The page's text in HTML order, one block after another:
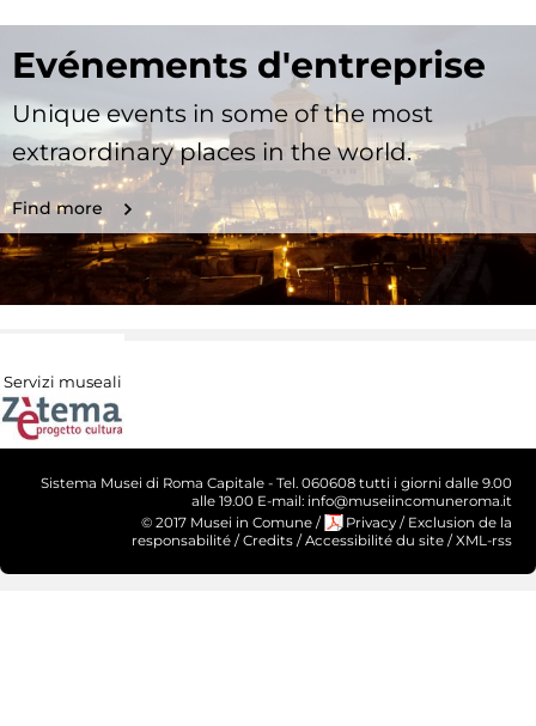
Evénements d'entreprise
Unique events in some of the most
extraordinary places in the world.
Find more
Servizi museali
Sistema Musei di Roma Capitale - Tel. 060608 tutti i giorni dalle 9.00
alle 19.00 E-mail: info@museiincomuneroma.it
© 2017 Musei in Comune / Privacy / Exclusion de la
responsabilité / Credits / Accessibilité du site / XML-rss